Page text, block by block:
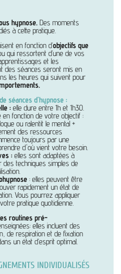
hypnose. Des moments
à cette pratique.
en fonction d’objectifs que
qui ressortent d’une de vos
et les
des séances seront mis en
les heures qui suivent pour
séances d’hypnose :
: elle dure entre 1h et 1h30.
en fonction de votre objectif :
ou ralentit le mental +
des ressources
toujours par une
d'où vient votre besoin.
: elles sont adaptées à
techniques simples de
: elles peuvent être
rapidement un état de
Vous pourrez appliquer
pratique quotidienne.
routines pré-
elles incluent des
de respiration et de fixation
un état d’esprit optimal.
INDIVIDUALISÉS